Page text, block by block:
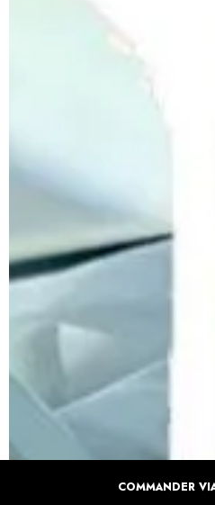
COMMANDER